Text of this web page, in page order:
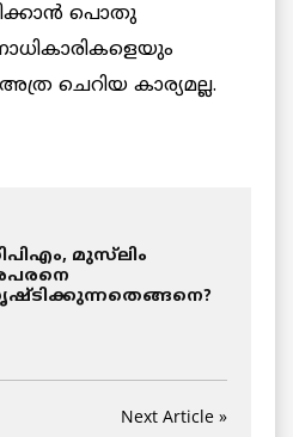
പൊതു
ചെറിയ കാര്യമല്ല.
മുസ്‌ലിം
Next Article »